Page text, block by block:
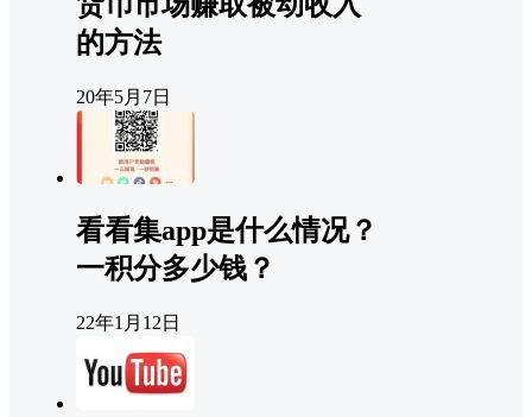
的方法
20年5月7日
看看集app是什么情况？
一积分多少钱？
22年1月12日